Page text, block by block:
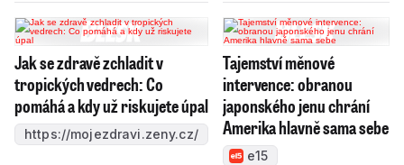
Jak se zdravě zchladit v
tropických vedrech: Co
pomáhá a kdy už riskujete úpal
https://mojezdravi.zeny.cz/
Tajemství měnové
intervence: obranou
japonského jenu chrání
Amerika hlavně sama sebe
e15